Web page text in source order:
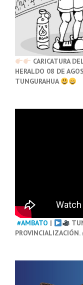
CARICATURA
HERALDO 08 DE
TUNGURAHUA
#AMBATO |